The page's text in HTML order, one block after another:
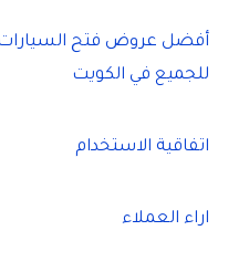
أفضل عروض فتح
للجميع في الكويت
اتفاقية الاستخدام
اراء العملاء